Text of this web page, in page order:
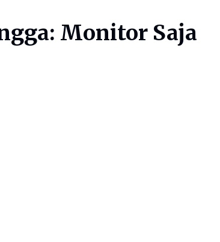
Monitor Saja